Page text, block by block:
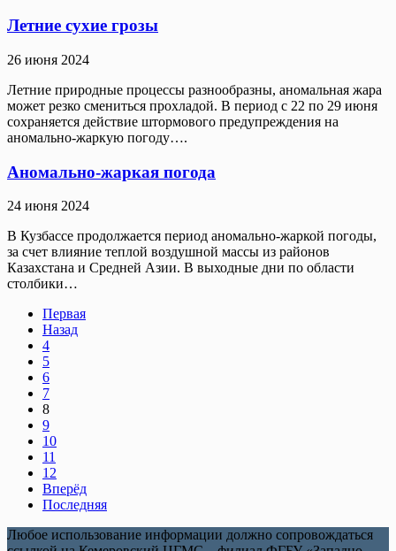
Летние сухие грозы
26 июня 2024
Летние природные процессы разнообразны, аномальная жара
может резко смениться прохладой. В период с 22 по 29 июня
сохраняется действие штормового предупреждения на
аномально-жаркую погоду….
Аномально-жаркая погода
24 июня 2024
В Кузбассе продолжается период аномально-жаркой погоды,
за счет влияние теплой воздушной массы из районов
Казахстана и Средней Азии. В выходные дни по области
столбики…
Первая
Назад
4
5
6
7
8
9
10
11
12
Вперёд
Последняя
Любое использование информации должно сопровождаться